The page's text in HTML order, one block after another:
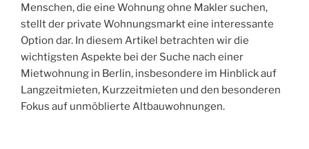
Menschen, die eine Wohnung ohne Makler suchen,
stellt der private Wohnungsmarkt eine interessante
Option dar. In diesem Artikel betrachten wir die
wichtigsten Aspekte bei der Suche nach einer
Mietwohnung in Berlin, insbesondere im Hinblick auf
Langzeitmieten, Kurzzeitmieten und den besonderen
Fokus auf unmöblierte Altbauwohnungen.